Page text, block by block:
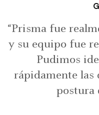
“Prisma fue
y su equipo fue
Pudimos
rápidamente las
postura